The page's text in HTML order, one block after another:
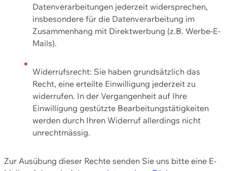
Datenverarbeitungen jederzeit widersprechen,
insbesondere für die Datenverarbeitung im
Zusammenhang mit Direktwerbung (z.B. Werbe-E-
Mails).
Widerrufsrecht: Sie haben grundsätzlich das
Recht, eine erteilte Einwilligung jederzeit zu
widerrufen. In der Vergangenheit auf Ihre
Einwilligung gestützte Bearbeitungstätigkeiten
werden durch Ihren Widerruf allerdings nicht
unrechtmässig.
Zur Ausübung dieser Rechte senden Sie uns bitte eine E-